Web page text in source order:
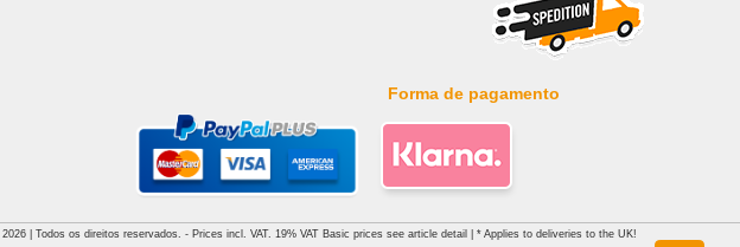
Forma de pagamento
| Todos os direitos reservados. - Prices incl. VAT. 19% VAT Basic prices see article detail | * Applies to deliveries to the UK!